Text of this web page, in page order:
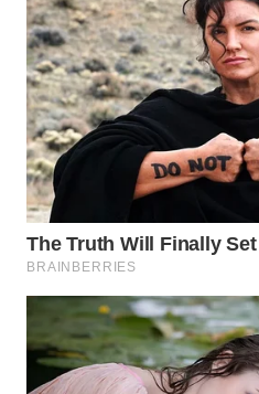
WN
NIAS
WN
LANGKAT
TAPANULI
SELATAN
WN
TANJUNG
LESUNG
WN